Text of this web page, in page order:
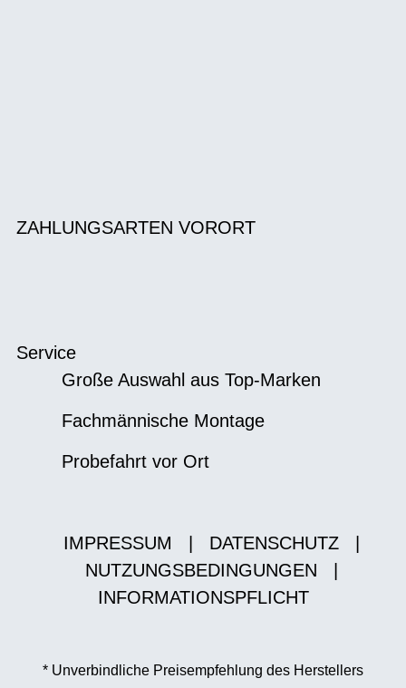
ZAHLUNGSARTEN VORORT
Service
Große Auswahl aus Top-Marken
Fachmännische Montage
Probefahrt vor Ort
IMPRESSUM DATENSCHUTZ
NUTZUNGSBEDINGUNGEN
INFORMATIONSPFLICHT
* Unverbindliche Preisempfehlung des Herstellers